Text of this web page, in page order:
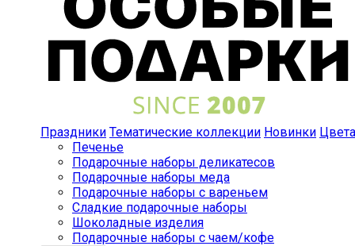
Праздники Тематические коллекции Новинки Цвета
Печенье
Подарочные наборы деликатесов
Подарочные наборы меда
Подарочные наборы с вареньем
Сладкие подарочные наборы
Шоколадные изделия
Подарочные наборы с чаем/кофе